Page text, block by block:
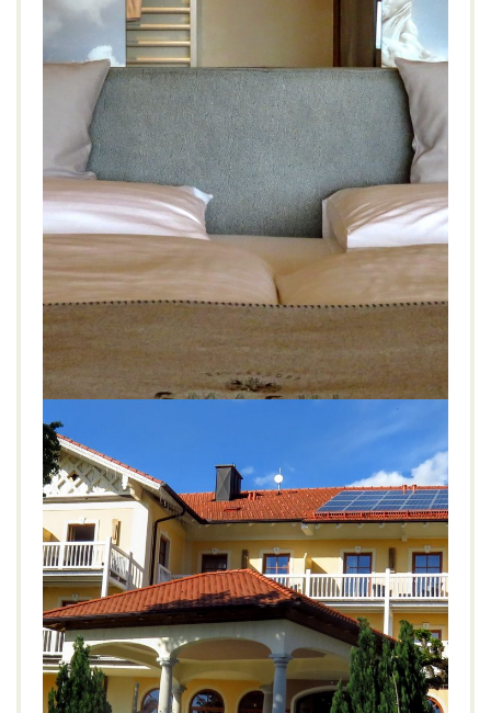
Genussdorf Gmachl****, Salzburg
GENIESSEN LIFESTYLE WELLNESS
Bergheim,Dorfleben, Genussdorf,Gmachl,
Mozart,Salzburg,Vitarium,Wellness
Zimmershooting im Gut Edermann,
Teisendorf
WELLNESS
Bayern,Berchtesgadener Land ,Gut
Edermann,Teisendorf Wellness,
Zimmerkategorie